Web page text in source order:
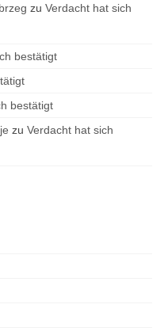
zu Verdacht hat sich
bestätigt
bestätigt
zu Verdacht hat sich